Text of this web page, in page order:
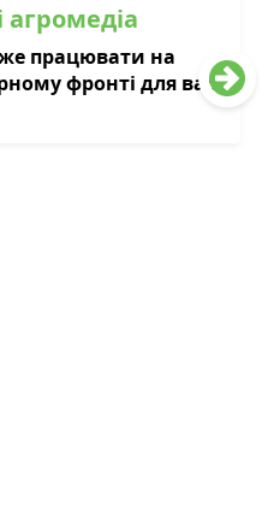
працювати на
фронті для вас